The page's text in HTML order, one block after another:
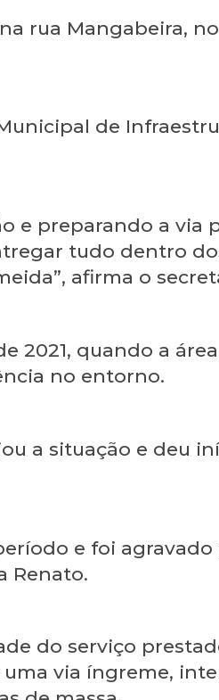
rua Mangabeira,
de
e preparando a via
tudo dentro
afirma o
2021, quando a
no entorno.
a situação e deu
e foi
Renato.
do serviço
via íngreme,